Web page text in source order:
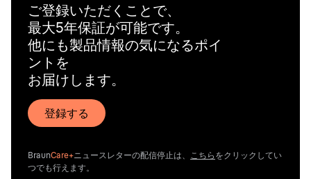
ご登録いただくことで、
最大5年保証が可能です。
他にも製品情報の気になるポイ
ントを
お届けします。
登録する
BraunCare+ニュースレターの配信停止は、 こちら をクリックしてい
つでも行えます。